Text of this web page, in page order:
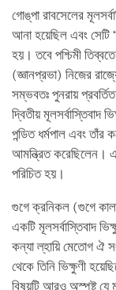
গোঙ্‌পা রাবসেলের
আনা হয়েছিল এবং সেটি
হয়। তবে পশ্চিমী
(জ্ঞানপ্রভা) নিজের
সম্ভবতঃ পুনরায়
দ্বিতীয় মূলসর্বাস্তিবাদ
পন্ডিত ধর্মপাল এবং তাঁর
আমন্ত্রিত করেছিলেন।
পরিচিত হয়।
গুগে ক্রনিকল (গুগে
একটি মূলসর্বাস্তিবাদ
কন্যা ল্‌হায়ি মেতোগ ঐ
থেকে তিনি ভিক্ষুণী
বিষয়টি আরও অস্পষ্ট যে